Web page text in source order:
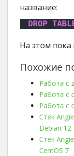
название:
DROP
На этом пока
Похожие
Работа с
Работа с
Работа с
Стек
Debian 12
Стек
CentOS 7